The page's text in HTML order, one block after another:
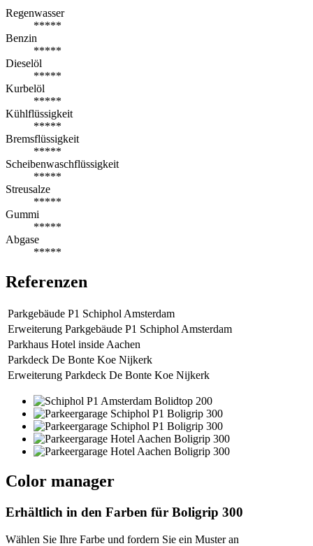
Regenwasser
*****
Benzin
*****
Dieselöl
*****
Kurbelöl
*****
Kühlflüssigkeit
*****
Bremsflüssigkeit
*****
Scheibenwaschflüssigkeit
*****
Streusalze
*****
Gummi
*****
Abgase
*****
Referenzen
Parkgebäude P1 Schiphol Amsterdam
Erweiterung Parkgebäude P1 Schiphol Amsterdam
Parkhaus Hotel inside Aachen
Parkdeck De Bonte Koe Nijkerk
Erweiterung Parkdeck De Bonte Koe Nijkerk
Color manager
Erhältlich in den Farben für Boligrip 300
Wählen Sie Ihre Farbe und fordern Sie ein Muster an